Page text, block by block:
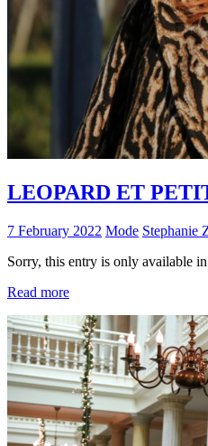
LEOPARD ET
7 February 2022 Mode Stephanie
Sorry, this entry is only available
Read more